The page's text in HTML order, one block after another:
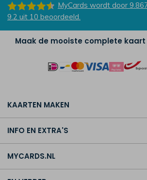
MyCards wordt door
9.2 uit 10 beoordeeld.
Maak de mooiste complete kaart
KAARTEN MAKEN
INFO EN EXTRA'S
MYCARDS.NL